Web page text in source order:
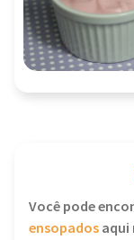
Você pode
ensopadosaqui